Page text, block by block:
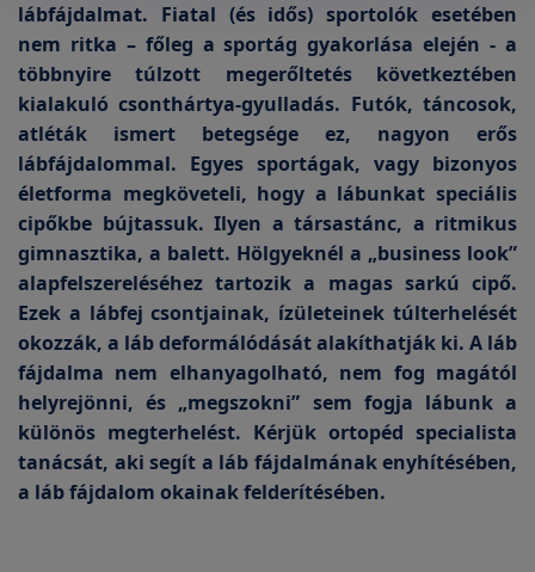
lábfájdalmat. Fiatal (és idős) sportolók esetében
nem ritka – főleg a sportág gyakorlása elején - a
többnyire túlzott megerőltetés következtében
kialakuló csonthártya-gyulladás. Futók, táncosok,
atléták ismert betegsége ez, nagyon erős
lábfájdalommal. Egyes sportágak, vagy bizonyos
életforma megköveteli, hogy a lábunkat speciális
cipőkbe bújtassuk. Ilyen a társastánc, a ritmikus
gimnasztika, a balett. Hölgyeknél a „business look”
alapfelszereléséhez tartozik a magas sarkú cipő.
Ezek a lábfej csontjainak, ízületeinek túlterhelését
okozzák, a láb deformálódását alakíthatják ki. A láb
fájdalma nem elhanyagolható, nem fog magától
helyrejönni, és „megszokni” sem fogja lábunk a
különös megterhelést. Kérjük ortopéd specialista
tanácsát, aki segít a láb fájdalmának enyhítésében,
a láb fájdalom okainak felderítésében.